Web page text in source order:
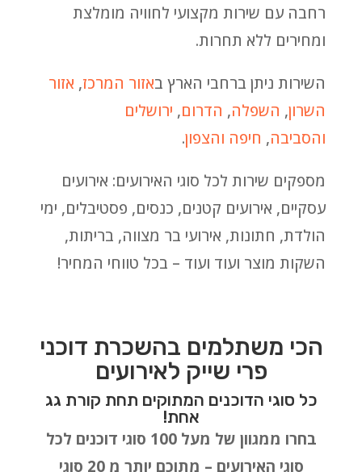
רחבה עם שירות מקצועי לחוויה מומלצת
ומחירים ללא תחרות.
השירות ניתן ברחבי הארץ באזור המרכז, אזור
השרון, השפלה, הדרום, ירושלים
והסביבה, חיפה והצפון.
מספקים שירות לכל סוגי האירועים: אירועים
עסקיים, אירועים קטנים, כנסים, פסטיבלים, ימי
הולדת, חתונות, אירועי בר מצווה, בריתות,
השקות מוצר ועוד ועוד – בכל טווחי המחיר!
הכי משתלמים בהשכרת דוכני
פרי שייק לאירועים
כל סוגי הדוכנים המתוקים תחת קורת גג
אחת!
בחרו ממגוון של מעל 100 סוגי דוכנים לכל
סוגי האירועים – מתוכם יותר מ 20 סוגי